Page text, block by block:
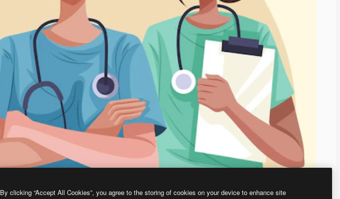
By clicking “Accept All Cookies”, you agree to the storing of cookies on your device to enhance site